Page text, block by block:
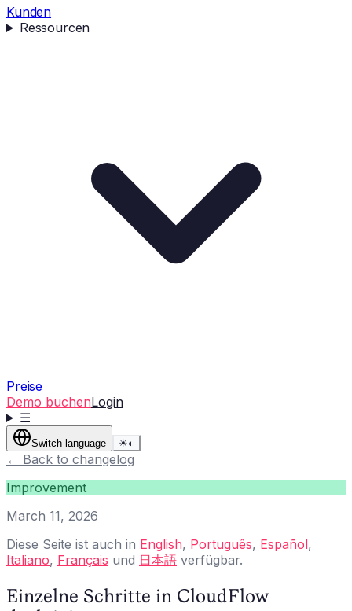
Kunden
Ressourcen
Preise
Demo buchenLogin
☰
Switch language ☀◐
← Back to changelog
Improvement
March 11, 2026
Diese Seite ist auch in English, Português, Español,
Italiano, Français und 日本語 verfügbar.
Einzelne Schritte in CloudFlow